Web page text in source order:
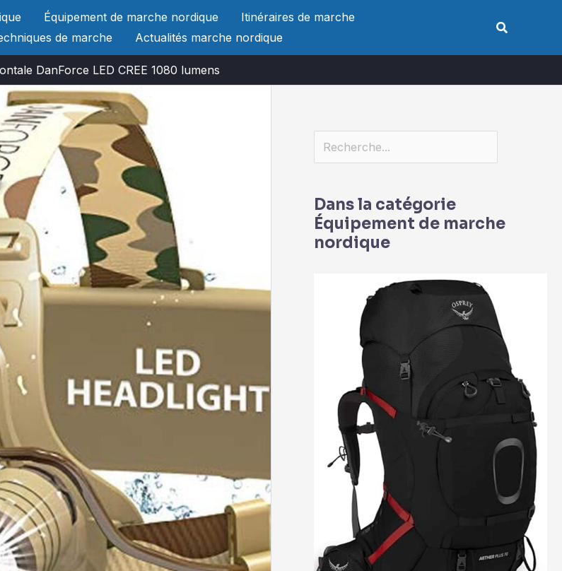
Équipement de marche nordique
Itinéraires de marche
de marche Actualités marche nordique
Rechercher
DanForce LED CREE 1080 lumens
Rechercher
Dans la catégorie
Équipement de marche
nordique